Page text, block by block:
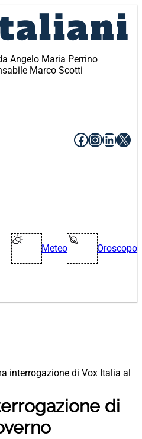
Angelo Maria Perrino
Marco Scotti
Facebook
X
Meteo Oroscopo
interrogazione di Vox Italia al
di